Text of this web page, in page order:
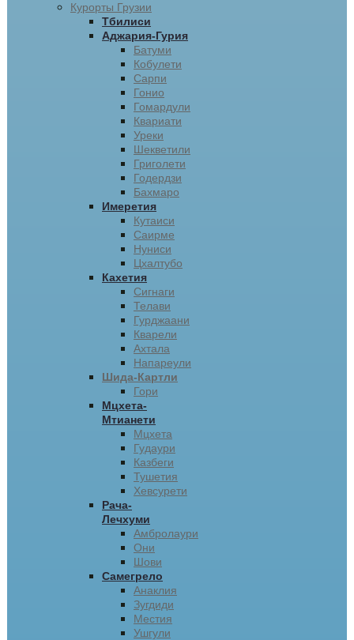
Курорты Грузии
Тбилиси
Аджария-Гурия
Батуми
Кобулети
Сарпи
Гонио
Гомардули
Квариати
Уреки
Шекветили
Григолети
Годердзи
Бахмаро
Имеретия
Кутаиси
Саирме
Нуниси
Цхалтубо
Кахетия
Сигнаги
Телави
Гурджаани
Кварели
Ахтала
Напареули
Шида-Картли
Гори
Мцхета-
Мтианети
Мцхета
Гудаури
Казбеги
Тушетия
Хевсурети
Рача-
Лечхуми
Амбролаури
Они
Шови
Самегрело
Анаклия
Зугдиди
Местия
Ушгули